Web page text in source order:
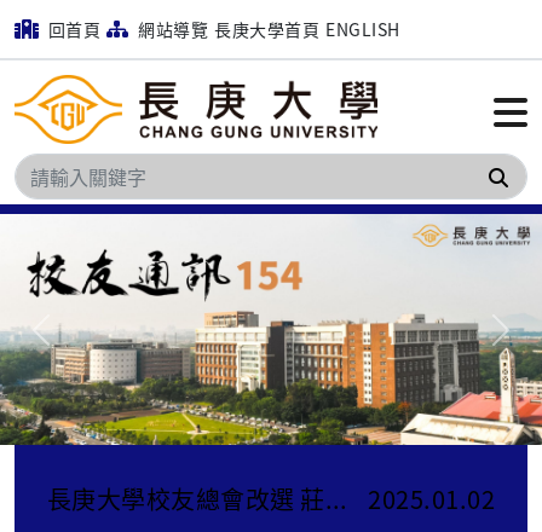
回首頁 網站導覽 長庚大學首頁 ENGLISH
搜
Previous Next
長庚大學校友總會改選 莊海華理事長發表當選感言 2025.01.02